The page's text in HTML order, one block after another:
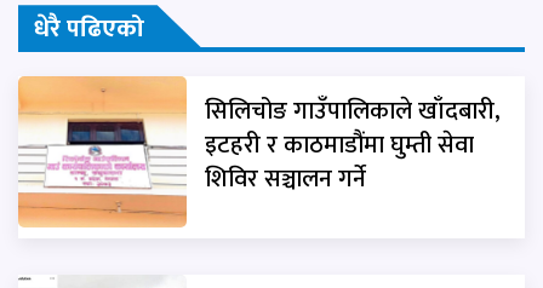
धेरै पढिएको
सिलिचोङ गाउँपालिकाले खाँदबारी,
इटहरी र काठमाडौंमा घुम्ती सेवा
शिविर सञ्चालन गर्ने